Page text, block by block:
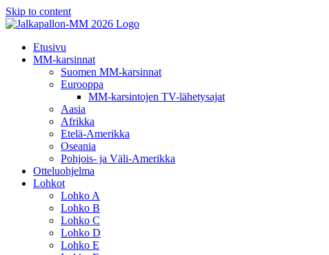
Skip to content
Etusivu
MM-karsinnat
Suomen MM-karsinnat
Eurooppa
MM-karsintojen TV-lähetysajat
Aasia
Afrikka
Etelä-Amerikka
Oseania
Pohjois- ja Väli-Amerikka
Otteluohjelma
Lohkot
Lohko A
Lohko B
Lohko C
Lohko D
Lohko E